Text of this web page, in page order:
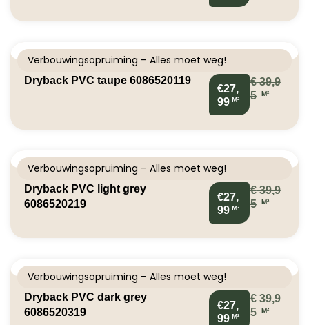
Verbouwingsopruiming – Alles moet weg!
Dryback PVC taupe 6086520119
€27,
99 M²
€39,9
5
M²
Verbouwingsopruiming – Alles moet weg!
Dryback PVC light grey
6086520219
€27,
99 M²
€39,9
5
M²
Verbouwingsopruiming – Alles moet weg!
Dryback PVC dark grey
6086520319
€27,
99 M²
€39,9
5
M²